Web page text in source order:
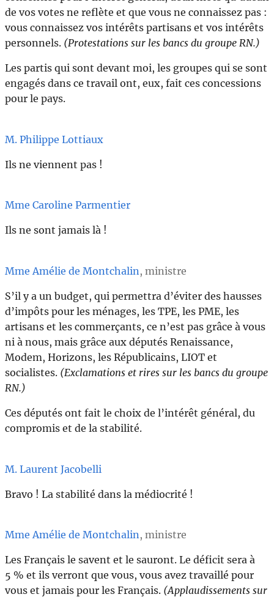
de vos votes ne reflète et que vous ne connaissez pas :
vous connaissez vos intérêts partisans et vos intérêts
personnels. (Protestations sur les bancs du groupe RN.)
Les partis qui sont devant moi, les groupes qui se sont
engagés dans ce travail ont, eux, fait ces concessions
pour le pays.
M. Philippe Lottiaux
Ils ne viennent pas !
Mme Caroline Parmentier
Ils ne sont jamais là !
Mme Amélie de Montchalin , ministre
S’il y a un budget, qui permettra d’éviter des hausses
d’impôts pour les ménages, les TPE, les PME, les
artisans et les commerçants, ce n’est pas grâce à vous
ni à nous, mais grâce aux députés Renaissance,
Modem, Horizons, les Républicains, LIOT et
socialistes. (Exclamations et rires sur les bancs du groupe
RN.)
Ces députés ont fait le choix de l’intérêt général, du
compromis et de la stabilité.
M. Laurent Jacobelli
Bravo ! La stabilité dans la médiocrité !
Mme Amélie de Montchalin, ministre
Les Français le savent et le sauront. Le déficit sera à
5 % et ils verront que vous, vous avez travaillé pour
vous et jamais pour les Français. (Applaudissements sur